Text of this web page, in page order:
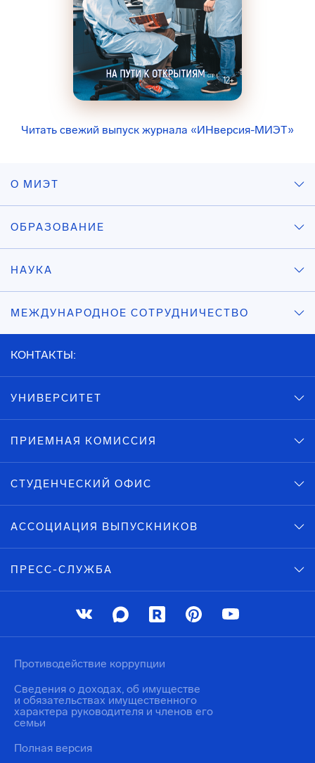
Читать свежий выпуск журнала «ИНверсия-МИЭТ»
О МИЭТ
ОБРАЗОВАНИЕ
НАУКА
МЕЖДУНАРОДНОЕ СОТРУДНИЧЕСТВО
КОНТАКТЫ:
УНИВЕРСИТЕТ
ПРИЕМНАЯ КОМИССИЯ
СТУДЕНЧЕСКИЙ ОФИС
АССОЦИАЦИЯ ВЫПУСКНИКОВ
ПРЕСС-СЛУЖБА
Противодействие коррупции
Сведения о доходах, об имуществе
и обязательствах имущественного
характера руководителя и членов его
семьи
Полная версия